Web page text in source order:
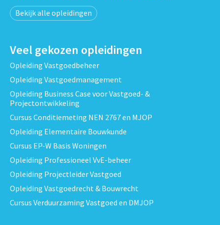
Bekijk alle opleidingen
Veel gekozen opleidingen
Opleiding Vastgoedbeheer
Opleiding Vastgoedmanagement
Opleiding Business Case voor Vastgoed- &
Projectontwikkeling
Cursus Conditiemeting NEN 2767 en MJOP
Opleiding Elementaire Bouwkunde
Cursus EP-W Basis Woningen
Opleiding Professioneel VvE-beheer
Opleiding Projectleider Vastgoed
Opleiding Vastgoedrecht & Bouwrecht
Cursus Verduurzaming Vastgoed en DMJOP